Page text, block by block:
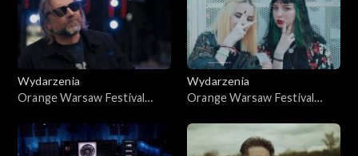
Wydarzenia
Orange Warsaw Festival
Wydarzenia
Orange Warsaw Festival